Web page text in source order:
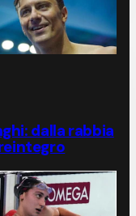
dalla rabbia